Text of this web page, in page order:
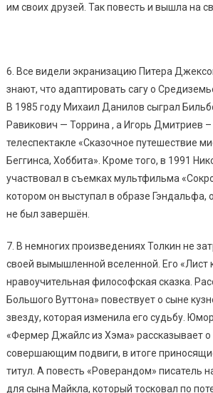
им своих друзей. Так повесть и вышла на
6. Все видели экранизацию Питера
знают, что адаптировать сагу о
В 1985 году Михаил Данилов сыграл
Равикович — Торрина , а Игорь Дмитриев –
телеспектакле «Сказочное путешествие
Беггинса, Хоббита». Кроме того, в 1991
участвовал в съемках мультфильма
котором он выступал в образе Гэндальфа,
не был завершён.
7. В немногих произведениях Толкин не
своей вымышленной вселенной. Его «Лист
нравоучительная философская сказка.
Большого Вуттона» повествует о сыне
звезду, которая изменила его судьбу.
«Фермер Джайлс из Хэма» рассказывает
совершающим подвиги, в итоге
титул. А повесть «Роверандом» писатель
для сына Майкла, который тосковал по